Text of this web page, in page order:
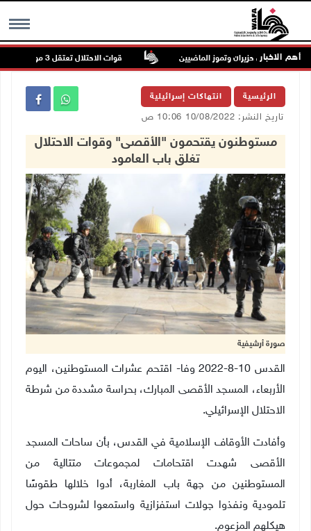
MENU أهم الاخبار
خلال حزيران وتموز الماضيين قوات الاحتلال تعتقل 3 مواطنين من محافظة جنين
الرئيسية انتهاكات إسرائيلية
تاريخ النشر: 10/08/2022 10:06 ص
مستوطنون يقتحمون "الأقصى" وقوات الاحتلال
تغلق باب العامود
صورة أرشيفية
القدس 10-8-2022 وفا- اقتحم عشرات المستوطنين، اليوم
الأربعاء، المسجد الأقصى المبارك، بحراسة مشددة من شرطة
الاحتلال الإسرائيلي.
وأفادت الأوقاف الإسلامية في القدس، بأن ساحات المسجد
الأقصى شهدت اقتحامات لمجموعات متتالية من
المستوطنين من جهة باب المغاربة، أدوا خلالها طقوسًا
تلمودية ونفذوا جولات استفزازية واستمعوا لشروحات حول
هيكلهم المزعوم.